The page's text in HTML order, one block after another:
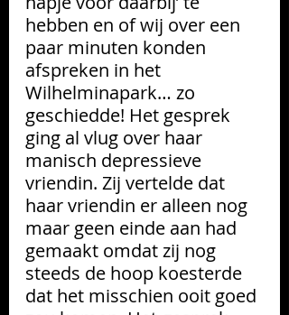
hebben en of wij over een
paar minuten konden
afspreken in het
Wilhelminapark… zo
geschiedde! Het gesprek
ging al vlug over haar
manisch depressieve
vriendin. Zij vertelde dat
haar vriendin er alleen nog
maar geen einde aan had
gemaakt omdat zij nog
steeds de hoop koesterde
dat het misschien ooit goed